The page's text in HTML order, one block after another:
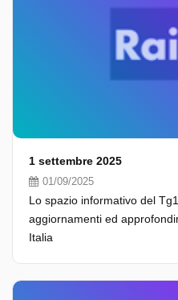
1 settembre 2025
01/09/2025
Lo spazio informativo del
aggiornamenti ed
Italia